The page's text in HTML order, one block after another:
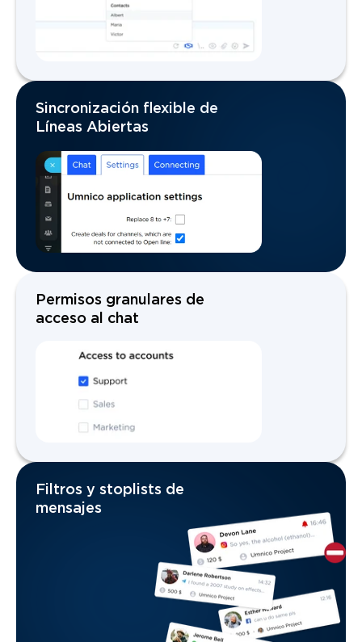
Sincronización flexible de
Líneas Abiertas
Permisos granulares de
acceso al chat
Filtros y stoplists de
mensajes